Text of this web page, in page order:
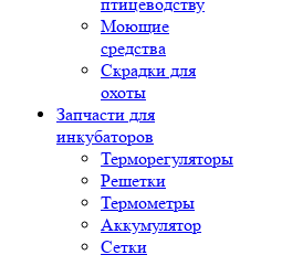
Моющие
средства
Скрадки для
охоты
Запчасти для
инкубаторов
Терморегуляторы
Решетки
Термометры
Аккумулятор
Сетки